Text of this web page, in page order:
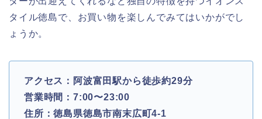
タイル徳島で、お買い物を楽しんでみてはいかがでし
ょうか。
アクセス：阿波富田駅から徒歩約29分
営業時間：7:00〜23:00
住所：徳島県徳島市南末広町4-1